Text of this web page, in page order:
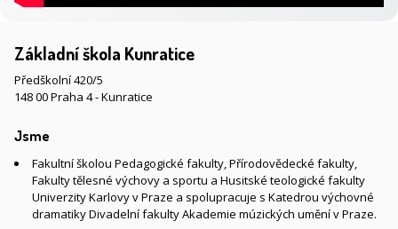
Základní škola Kunratice
Předškolní 420/5
148 00 Praha 4 - Kunratice
Jsme
Fakultní školou Pedagogické fakulty, Přírodovědecké fakulty,
Fakulty tělesné výchovy a sportu a Husitské teologické fakulty
Univerzity Karlovy v Praze a spolupracuje s Katedrou výchovné
dramatiky Divadelní fakulty Akademie múzických umění v Praze.